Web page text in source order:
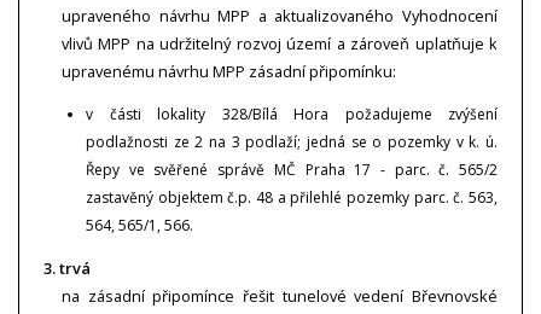
upraveného návrhu MPP a aktualizovaného Vyhodnocení
vlivů MPP na udržitelný rozvoj území a zároveň uplatňuje k
upravenému návrhu MPP zásadní připomínku:
v části lokality 328/Bílá Hora požadujeme zvýšení
podlažnosti ze 2 na 3 podlaží; jedná se o pozemky v k. ú.
Řepy ve svěřené správě MČ Praha 17 - parc. č. 565/2
zastavěný objektem č.p. 48 a přilehlé pozemky parc. č. 563,
564, 565/1, 566.
3. trvá
na zásadní připomínce řešit tunelové vedení Břevnovské